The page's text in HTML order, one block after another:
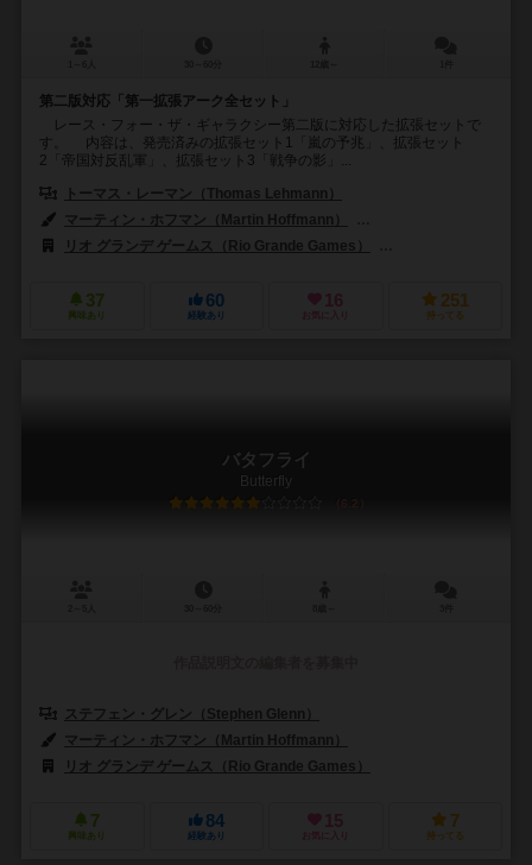
第二版対応「第一拡張アーク全セット」
レース・フォー・ザ・ギャラクシー第二版に対応した拡張セットで
す。 内容は、発売済みの拡張セット1「嵐の予兆」、拡張セット
2「帝国対反乱軍」、拡張セット3「戦争の影」...
トーマス・レーマン（Thomas Lehmann）
マーティン・ホフマン（Martin Hoffmann）
リオ グランデ ゲームス（Rio Grande Games）
37
興味あり
60
経験あり
16
お気に入り
251
持ってる
バタフライ
Butterfly
6.2
ステフェン・グレン（Stephen Glenn）
マーティン・ホフマン（Martin Hoffmann）
リオ グランデ ゲームス（Rio Grande Games）
7
興味あり
84
経験あり
15
お気に入り
7
持ってる